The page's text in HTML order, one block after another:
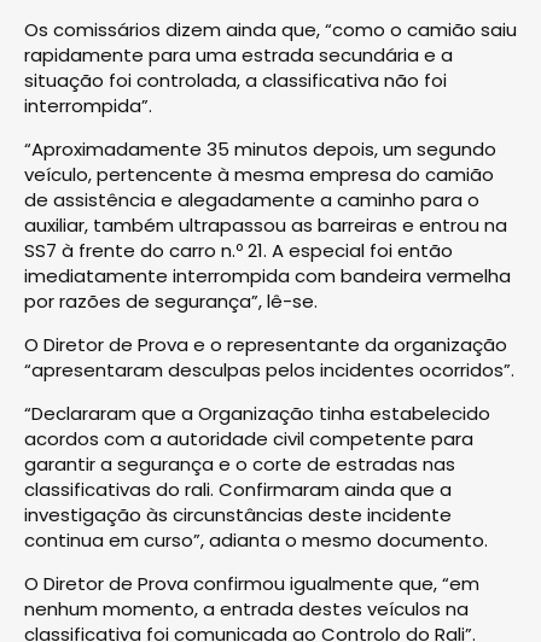
Os comissários dizem ainda que, “como o camião saiu
rapidamente para uma estrada secundária e a
situação foi controlada, a classificativa não foi
interrompida”.
“Aproximadamente 35 minutos depois, um segundo
veículo, pertencente à mesma empresa do camião
de assistência e alegadamente a caminho para o
auxiliar, também ultrapassou as barreiras e entrou na
SS7 à frente do carro n.º 21. A especial foi então
imediatamente interrompida com bandeira vermelha
por razões de segurança”, lê-se.
O Diretor de Prova e o representante da organização
“apresentaram desculpas pelos incidentes ocorridos”.
“Declararam que a Organização tinha estabelecido
acordos com a autoridade civil competente para
garantir a segurança e o corte de estradas nas
classificativas do rali. Confirmaram ainda que a
investigação às circunstâncias deste incidente
continua em curso”, adianta o mesmo documento.
O Diretor de Prova confirmou igualmente que, “em
nenhum momento, a entrada destes veículos na
classificativa foi comunicada ao Controlo do Rali”.